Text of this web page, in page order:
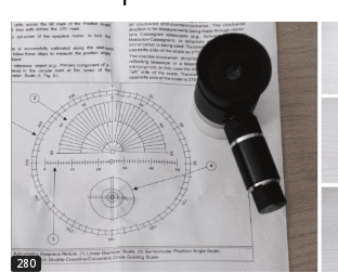
280